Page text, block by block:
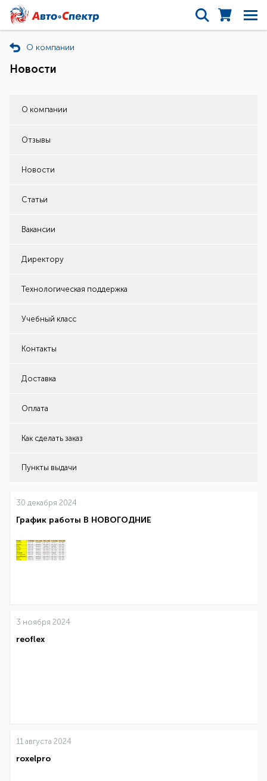
О компании
Новости
О компании
Отзывы
Новости
Статьи
Вакансии
Директору
Технологическая поддержка
Учебный класс
Контакты
Доставка
Оплата
Как сделать заказ
Пункты выдачи
30 декабря 2024
График работы В НОВОГОДНИЕ
3 ноября 2024
reoflex
11 августа 2024
roxelpro